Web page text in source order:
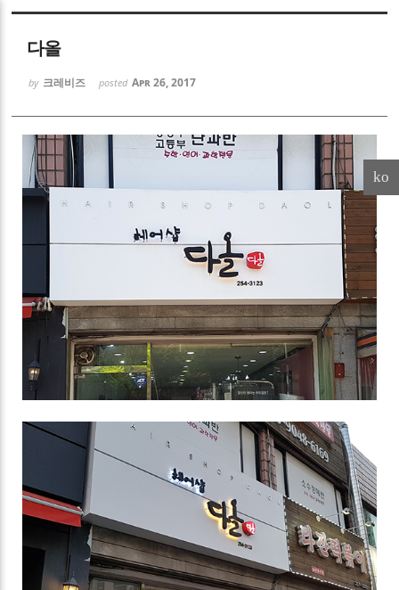
다올
by 크레비즈 posted Apr 26, 2017
ko
Sketchbook5, 스케치북5
Sketchbook5, 스케치북5